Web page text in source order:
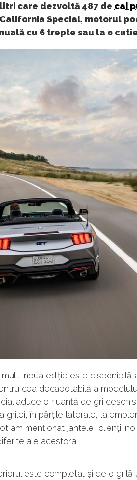
litri care dezvoltă 487 de cai
California Special, motorul
cu 6 trepte sau la o
mult, noua ediție este
cea decapotabilă a
aduce o nuanță de gri
grilei, în părțile laterale, la
am menționat jantele, clienții
ale acestora.
este completat și de o